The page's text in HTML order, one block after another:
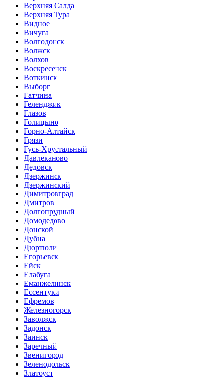
Верхняя Салда
Верхняя Тура
Видное
Вичуга
Волгодонск
Волжск
Волхов
Воскресенск
Воткинск
Выборг
Гатчина
Геленджик
Глазов
Голицыно
Горно-Алтайск
Грязи
Гусь-Хрустальный
Давлеканово
Дедовск
Дзержинск
Дзержинский
Димитровград
Дмитров
Долгопрудный
Домодедово
Донской
Дубна
Дюртюли
Егорьевск
Ейск
Елабуга
Еманжелинск
Ессентуки
Ефремов
Железногорск
Заволжск
Задонск
Заинск
Заречный
Звенигород
Зеленодольск
Златоуст